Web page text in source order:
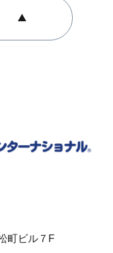
町ビル７F